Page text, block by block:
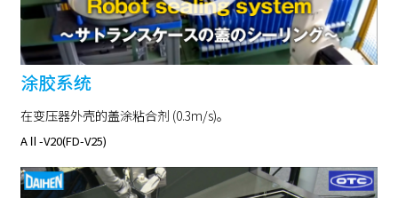
涂胶系统
在变压器外壳的盖涂粘合剂 (0.3m/s)。
AⅡ-V20(FD-V25)